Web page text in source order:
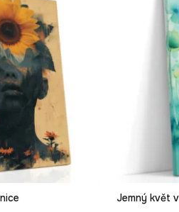
167,88 €
Jemný květ